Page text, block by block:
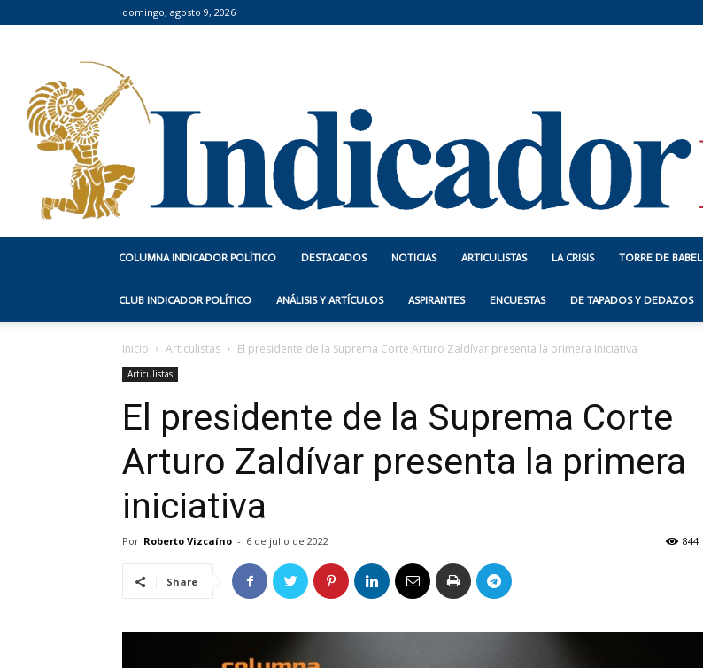
domingo, agosto 9, 2026
Indicador
Político
COLUMNA INDICADOR POLÍTICO DESTACADOS NOTICIAS ARTICULISTAS LA CRISIS TORRE DE BABEL
CLUB INDICADOR POLÍTICO ANÁLISIS Y ARTÍCULOS ASPIRANTES ENCUESTAS DE TAPADOS Y DEDAZOS
Inicio Articulistas El presidente de la Suprema Corte Arturo Zaldívar presenta la primera iniciativa
Articulistas
El presidente de la Suprema Corte
Arturo Zaldívar presenta la primera
iniciativa
Por Roberto Vizcaíno - 6 de julio de 2022 844
Share